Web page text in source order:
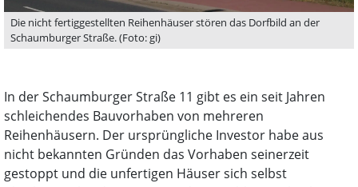
Die nicht fertiggestellten Reihenhäuser stören das Dorfbild an der
Schaumburger Straße. (Foto: gi)
In der Schaumburger Straße 11 gibt es ein seit Jahren
schleichendes Bauvorhaben von mehreren
Reihenhäusern. Der ursprüngliche Investor habe aus
nicht bekannten Gründen das Vorhaben seinerzeit
gestoppt und die unfertigen Häuser sich selbst